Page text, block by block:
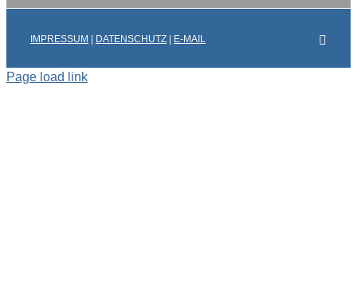
IMPRESSUM DATENSCHUTZ E-MAIL
Page load link